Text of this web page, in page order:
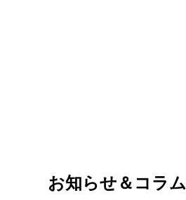
お知らせ＆コラム